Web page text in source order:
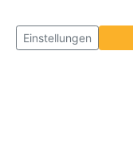
Einstellungen